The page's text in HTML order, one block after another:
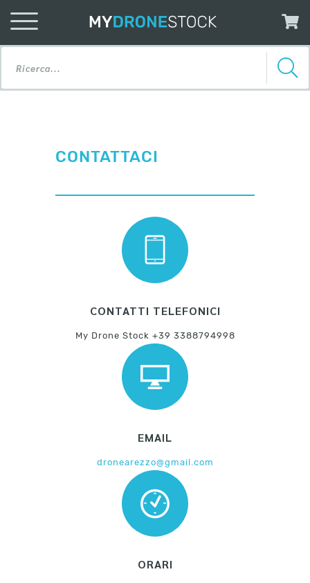
CONTATTACI
CONTATTI TELEFONICI
My Drone Stock +39 3388794998
EMAIL
dronearezzo@gmail.com
ORARI